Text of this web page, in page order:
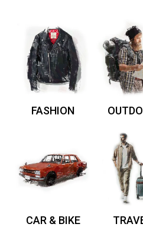
FASHION
CAR & BIKE